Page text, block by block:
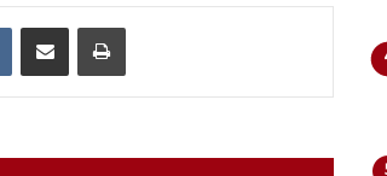
VKontakteShare via Email Print